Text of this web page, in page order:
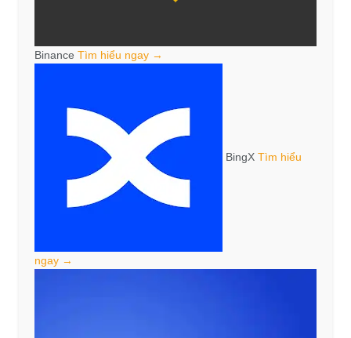
Binance Tìm hiểu ngay →
BingX Tìm hiểu
ngay →